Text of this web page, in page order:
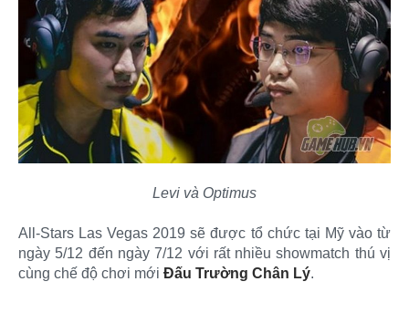
Levi và Optimus
All-Stars Las Vegas 2019 sẽ được tổ chức tại Mỹ vào từ
ngày 5/12 đến ngày 7/12 với rất nhiều showmatch thú vị
cùng chế độ chơi mới Đấu Trường Chân Lý.